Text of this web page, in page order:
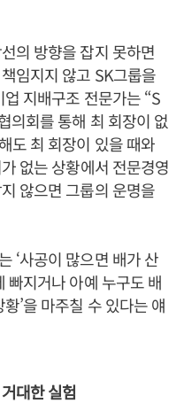
의 방향을 잡지 못하면
임지지 않고 SK그룹을
지배구조 전문가는 “S
의회를 통해 최 회장이 없
도 최 회장이 있을 때와
없는 상황에서 전문경영
않으면 그룹의 운명을
‘사공이 많으면 배가 산
빠지거나 아예 누구도 배
’을 마주칠 수 있다는 얘
대한 실험